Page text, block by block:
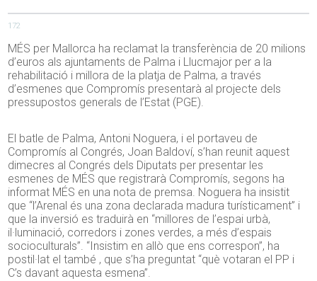
172
MÉS per Mallorca ha reclamat la transferència de 20 milions
d’euros als ajuntaments de Palma i Llucmajor per a la
rehabilitació i millora de la platja de Palma, a través
d’esmenes que Compromís presentarà al projecte dels
pressupostos generals de l’Estat (PGE).
El batle de Palma, Antoni Noguera, i el portaveu de
Compromís al Congrés, Joan Baldoví, s’han reunit aquest
dimecres al Congrés dels Diputats per presentar les
esmenes de MÉS que registrarà Compromís, segons ha
informat MÉS en una nota de premsa. Noguera ha insistit
que “l’Arenal és una zona declarada madura turísticament” i
que la inversió es traduirà en “millores de l’espai urbà,
il·luminació, corredors i zones verdes, a més d’espais
socioculturals”. “Insistim en allò que ens correspon”, ha
postil·lat el també , que s’ha preguntat “què votaran el PP i
C’s davant aquesta esmena”.